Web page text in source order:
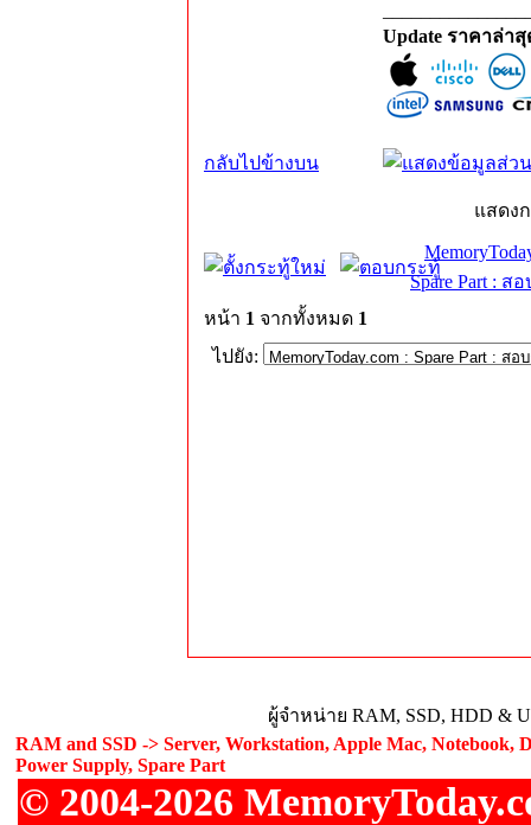
Update ราคาล่า
กลับไปข้างบน
แสดง
Spare Part : ส
หน้า 1 จากทั้งหมด 1
ไปยัง:
ผู้จำหน่าย RAM, SSD, HDD &
RAM and SSD -> Server, Workstation, Apple Mac, Notebook,
Power Supply, Spare Part
© 2004-2026